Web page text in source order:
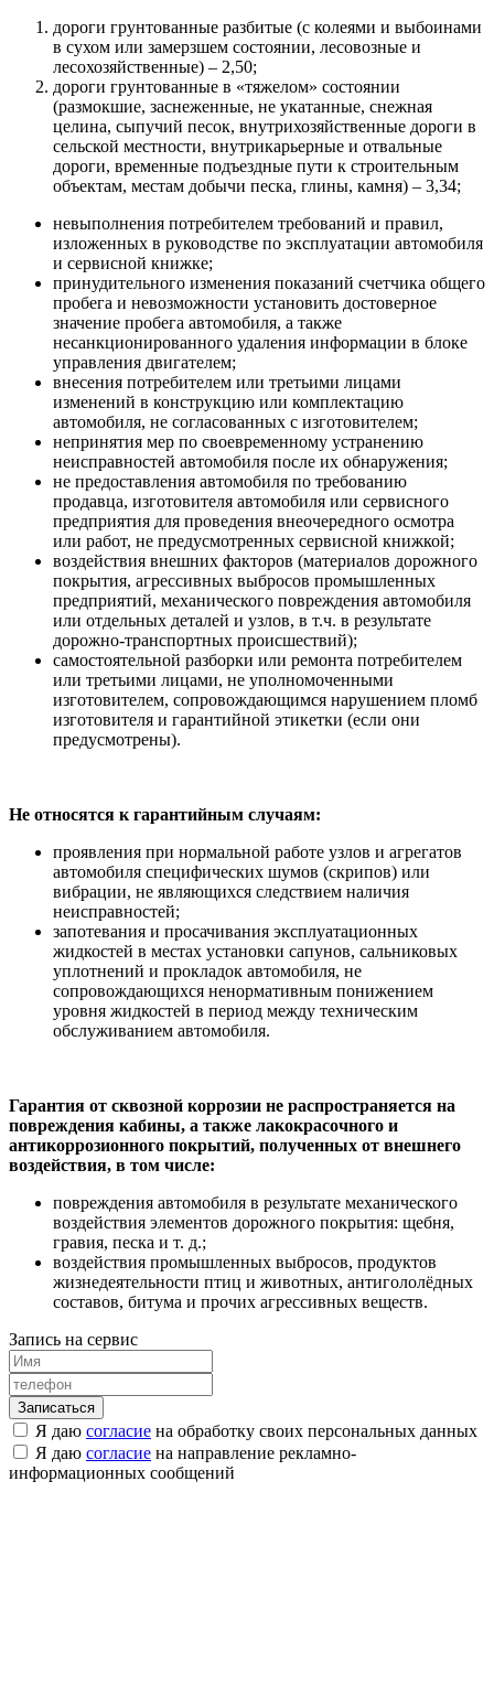
дороги грунтованные разбитые (с колеями и выбоинами
в сухом или замерзшем состоянии, лесовозные и
лесохозяйственные) – 2,50;
дороги грунтованные в «тяжелом» состоянии
(размокшие, заснеженные, не укатанные, снежная
целина, сыпучий песок, внутрихозяйственные дороги в
сельской местности, внутрикарьерные и отвальные
дороги, временные подъездные пути к строительным
объектам, местам добычи песка, глины, камня) – 3,34;
невыполнения потребителем требований и правил,
изложенных в руководстве по эксплуатации автомобиля
и сервисной книжке;
принудительного изменения показаний счетчика общего
пробега и невозможности установить достоверное
значение пробега автомобиля, а также
несанкционированного удаления информации в блоке
управления двигателем;
внесения потребителем или третьими лицами
изменений в конструкцию или комплектацию
автомобиля, не согласованных с изготовителем;
непринятия мер по своевременному устранению
неисправностей автомобиля после их обнаружения;
не предоставления автомобиля по требованию
продавца, изготовителя автомобиля или сервисного
предприятия для проведения внеочередного осмотра
или работ, не предусмотренных сервисной книжкой;
воздействия внешних факторов (материалов дорожного
покрытия, агрессивных выбросов промышленных
предприятий, механического повреждения автомобиля
или отдельных деталей и узлов, в т.ч. в результате
дорожно-транспортных происшествий);
самостоятельной разборки или ремонта потребителем
или третьими лицами, не уполномоченными
изготовителем, сопровождающимся нарушением пломб
изготовителя и гарантийной этикетки (если они
предусмотрены).
Не относятся к гарантийным случаям:
проявления при нормальной работе узлов и агрегатов
автомобиля специфических шумов (скрипов) или
вибрации, не являющихся следствием наличия
неисправностей;
запотевания и просачивания эксплуатационных
жидкостей в местах установки сапунов, сальниковых
уплотнений и прокладок автомобиля, не
сопровождающихся ненормативным понижением
уровня жидкостей в период между техническим
обслуживанием автомобиля.
Гарантия от сквозной коррозии не распространяется на
повреждения кабины, а также лакокрасочного и
антикоррозионного покрытий, полученных от внешнего
воздействия, в том числе:
повреждения автомобиля в результате механического
воздействия элементов дорожного покрытия: щебня,
гравия, песка и т. д.;
воздействия промышленных выбросов, продуктов
жизнедеятельности птиц и животных, антигололёдных
составов, битума и прочих агрессивных веществ.
Запись на сервис
Я даю согласие на обработку своих персональных данных
Я даю согласие на направление рекламно-
информационных сообщений